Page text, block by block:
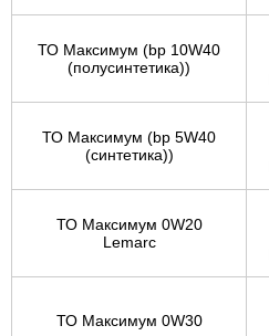
ТО Максимум (bp 10W40
(полусинтетика))
ТО Максимум (bp 5W40
(синтетика))
ТО Максимум 0W20
Lemarc
ТО Максимум 0W30